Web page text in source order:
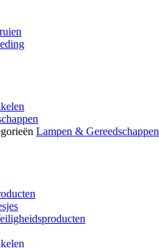
Lampen & Gereedschappen